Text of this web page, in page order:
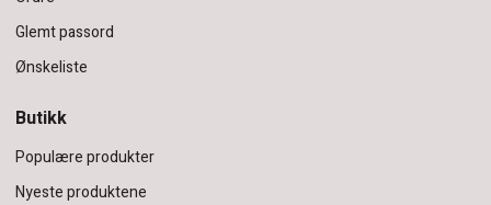
Glemt passord
Ønskeliste
Butikk
Populære produkter
Nyeste produktene